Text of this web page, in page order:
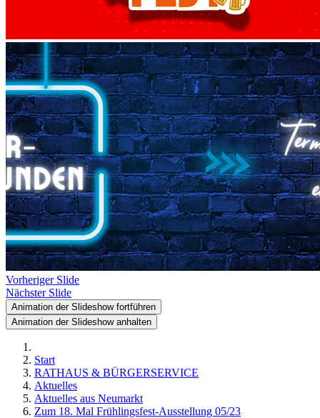
Vorheriger Slide
Nächster Slide
Animation der Slideshow fortführen
Animation der Slideshow anhalten
Start
RATHAUS & BÜRGERSERVICE
Aktuelles
Aktuelles aus Neumarkt
Zum 18. Mal Frühlingsfest-Ausstellung 05/23